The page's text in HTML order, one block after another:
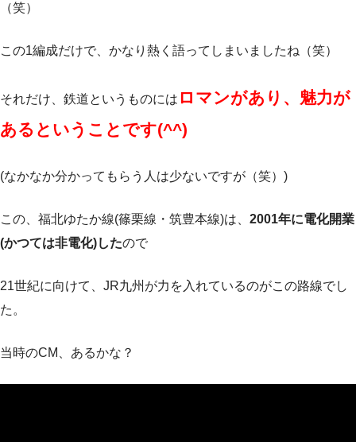
（笑）
この1編成だけで、かなり熱く語ってしまいましたね（笑）
それだけ、鉄道というものには ロマンがあり、魅力が
あるということです(^^)
(なかなか分かってもらう人は少ないですが（笑）)
この、福北ゆたか線(篠栗線・筑豊本線)は、 2001年に電化開業
(かつては非電化)したので
21世紀に向けて、JR九州が力を入れているのがこの路線でし
た。
当時のCM、あるかな？